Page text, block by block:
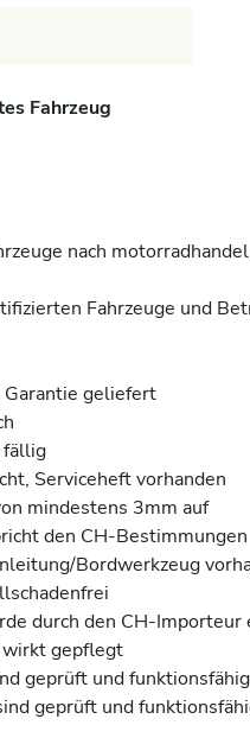
Fahrzeug
nach
Fahrzeuge und
Garantie geliefert
fällig
Serviceheft vorhanden
mindestens 3mm auf
den CH-Bestimmungen
Bordwerkzeug
durch den CH-
wirkt gepflegt
geprüft und funktionsfähig
geprüft und